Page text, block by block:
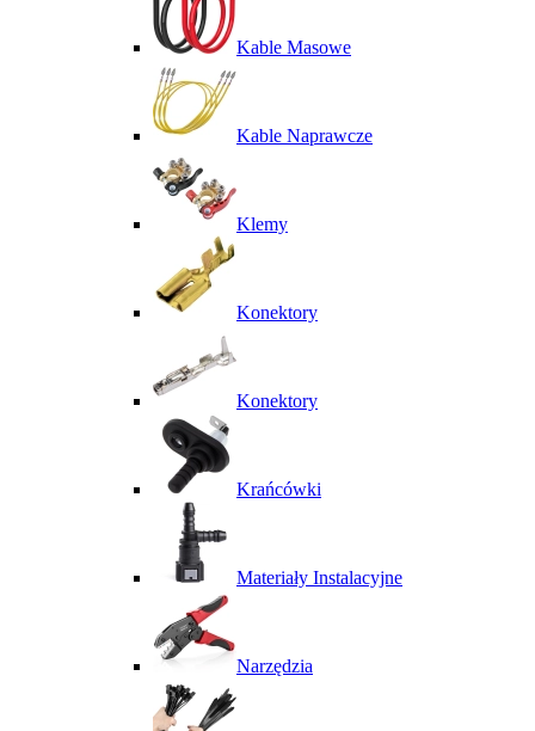
Kable Masowe
Kable Naprawcze
Klemy
Konektory
Konektory
Krańcówki
Materiały Instalacyjne
Narzędzia